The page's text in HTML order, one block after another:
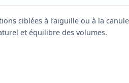
ciblées à l’aiguille ou à la
et équilibre des volumes.